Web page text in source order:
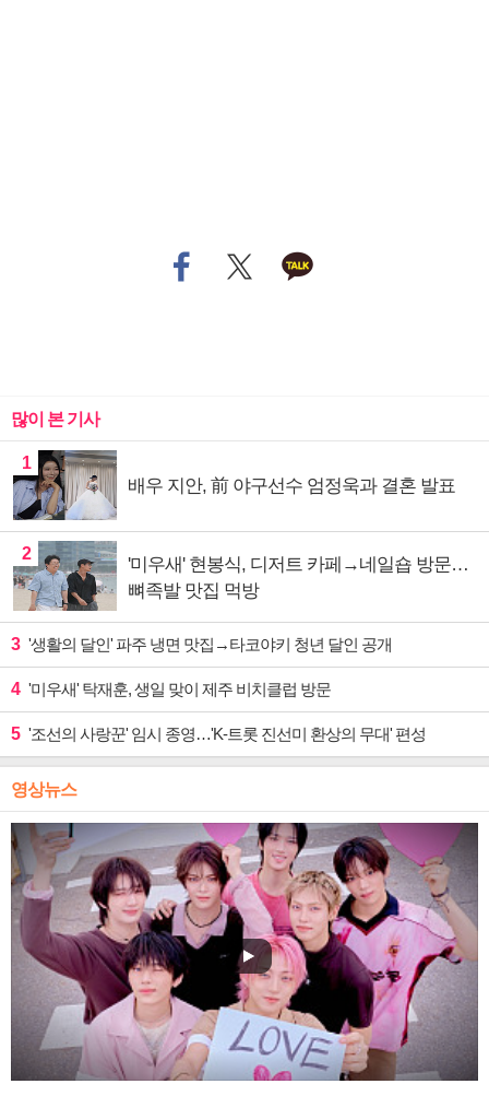
많이 본 기사
1
배우 지안, 前 야구선수 엄정욱과 결혼 발표
2
'미우새' 현봉식, 디저트 카페→네일숍 방문…
뼈족발 맛집 먹방
3 '생활의 달인' 파주 냉면 맛집→타코야키 청년 달인 공개
4 '미우새' 탁재훈, 생일 맞이 제주 비치클럽 방문
5 '조선의 사랑꾼' 임시 종영…'K-트롯 진선미 환상의 무대' 편성
영상뉴스